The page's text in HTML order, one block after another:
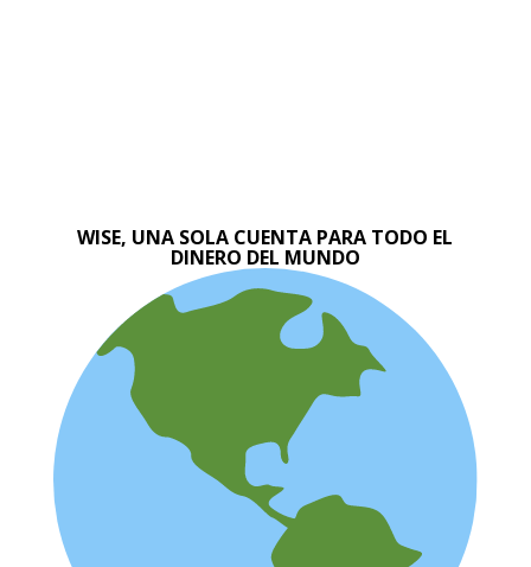
WISE, UNA SOLA CUENTA PARA TODO EL
DINERO DEL MUNDO